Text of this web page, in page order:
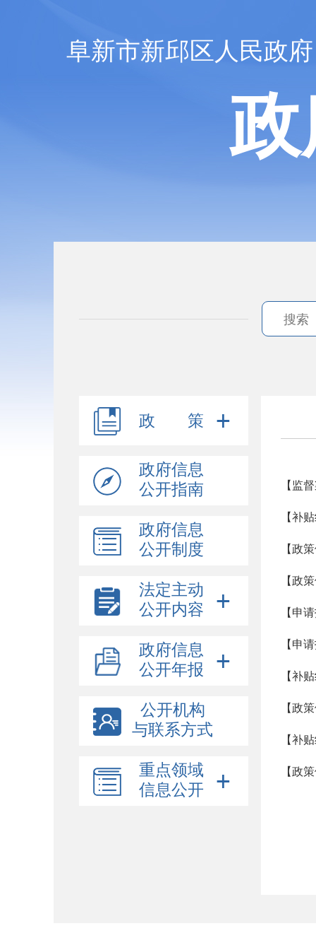
阜新市新邱区人民政府
政 策
政府信息
公开指南
政府信息
公开制度
法定主动
公开内容
政府信息
公开年报
公开机构
与联系方式
重点领域
信息公开
【监
【补
【政
【政
【申
【申
【补
【政
【补
【政